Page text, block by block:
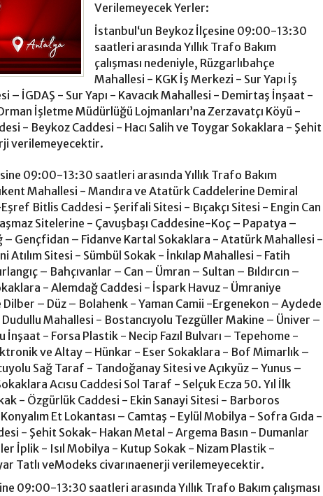
Verilemeyecek Yerler:
İstanbul‘un Beykoz İlçesine 09:00-13:30
saatleri arasında Yıllık Trafo Bakım
çalışması nedeniyle, Rüzgarlıbahçe
Mahallesi - KGK İş Merkezi - Sur Yapı İş
– İGDAŞ - Sur Yapı - Kavacık Mahallesi - Demirtaş İnşaat -
İşletme Müdürlüğü Lojmanları’na Zerzavatçı Köyü -
- Beykoz Caddesi - Hacı Salih ve Toygar Sokaklara - Şehit
verilemeyecektir.
09:00-13:30 saatleri arasında Yıllık Trafo Bakım
Mahallesi - Mandıra ve Atatürk Caddelerine Demiral
Bitlis Caddesi - Şerifali Sitesi - Bıçakçı Sitesi - Engin Can
Sitelerine - Çavuşbaşı Caddesine-Koç – Papatya –
– Gençfidan – Fidanve Kartal Sokaklara - Atatürk Mahallesi -
Atılım Sitesi - Sümbül Sokak - İnkılap Mahallesi - Fatih
– Bahçıvanlar – Can – Ümran – Sultan – Bıldırcın –
- Alemdağ Caddesi - İspark Havuz - Ümraniye
Dilber – Düz – Bolahenk - Yaman Camii -Ergenekon – Aydede
Dudullu Mahallesi - Bostancıyolu Tezgüller Makine – Üniver –
İnşaat - Forsa Plastik - Necip Fazıl Bulvarı – Tepehome -
ve Altay – Hünkar - Eser Sokaklara - Bof Mimarlık –
Sağ Taraf - Tandoğanay Sitesi ve Açıkyüz – Yunus –
Acısu Caddesi Sol Taraf - Selçuk Ecza 50. Yıl İlk
- Özgürlük Caddesi - Ekin Sanayi Sitesi - Barboros
Et Lokantası – Camtaş - Eylül Mobilya - Sofra Gıda -
- Şehit Sokak- Hakan Metal - Argema Basın - Dumanlar
İplik - Isıl Mobilya - Kutup Sokak - Nizam Plastik -
Tatlı veModeks civarınaenerji verilemeyecektir.
09:00-13:30 saatleri arasında Yıllık Trafo Bakım çalışması